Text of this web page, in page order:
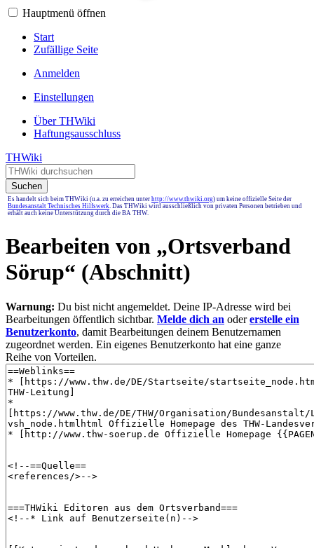
Hauptmenü öffnen
Start
Zufällige Seite
Anmelden
Einstellungen
Über THWiki
Haftungsausschluss
THWiki
Suchen
Es handelt sich beim THWiki (u.a. zu erreichen unter http://www.thwiki.org) um keine offizielle Seite der
Bundesanstalt Technisches Hilfswerk. Das THWiki wird ausschließlich von privaten Personen betrieben und
erhält auch keine Unterstützung durch die BA THW.
Bearbeiten von „Ortsverband
Sörup“ (Abschnitt)
Warnung: Du bist nicht angemeldet. Deine IP-Adresse wird bei
Bearbeitungen öffentlich sichtbar. Melde dich an odererstelle ein
Benutzerkonto, damit Bearbeitungen deinem Benutzernamen
zugeordnet werden. Ein eigenes Benutzerkonto hat eine ganze
Reihe von Vorteilen.